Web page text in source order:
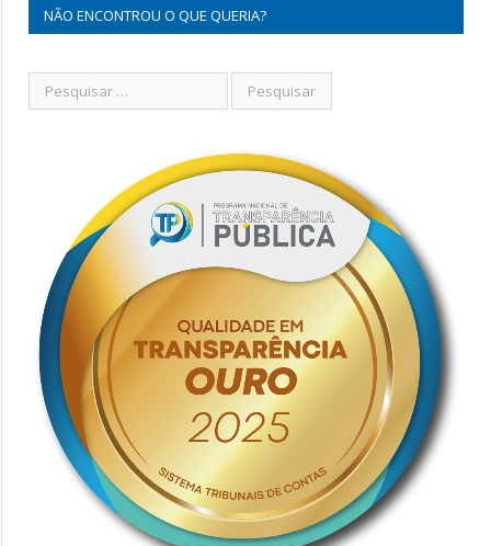
NÃO ENCONTROU O QUE QUERIA?